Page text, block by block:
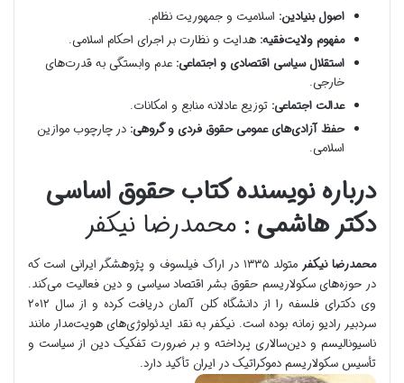
اصول بنیادین: اسلامیت و جمهوریت نظام.
مفهوم ولایت‌فقیه: هدایت و نظارت بر اجرای احکام اسلامی.
استقلال سیاسی اقتصادی و اجتماعی: عدم وابستگی به قدرت‌های
خارجی.
عدالت اجتماعی: توزیع عادلانه منابع و امکانات.
حفظ آزادی‌های عمومی حقوق فردی و گروهی: در چارچوب موازین
اسلامی.
درباره نویسنده کتاب حقوق اساسی
دکتر هاشمی : محمدرضا نیکفر
محمدرضا نیکفر
متولد ۱۳۳۵ در اراک فیلسوف و پژوهشگر ایرانی است که
در حوزه‌های سکولاریسم حقوق بشر اقتصاد سیاسی و دین فعالیت می‌کند.
وی دکترای فلسفه را از دانشگاه کلن آلمان دریافت کرده و از سال ۲۰۱۲
سردبیر رادیو زمانه بوده است. نیکفر به نقد ایدئولوژی‌های هویت‌مدار مانند
ناسیونالیسم و دین‌سالاری پرداخته و بر ضرورت تفکیک دین از سیاست و
تأسیس سکولاریسم دموکراتیک در ایران تأکید دارد.